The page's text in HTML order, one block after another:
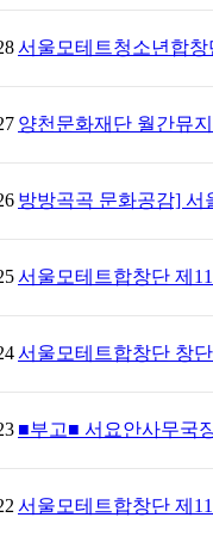
서울모테트청소년합창
양천문화재단 월간뮤
방방곡곡 문화공감]
서울모테트합창단 제
서울모테트합창단 창
■부고■ 서요안사무국
서울모테트합창단 제